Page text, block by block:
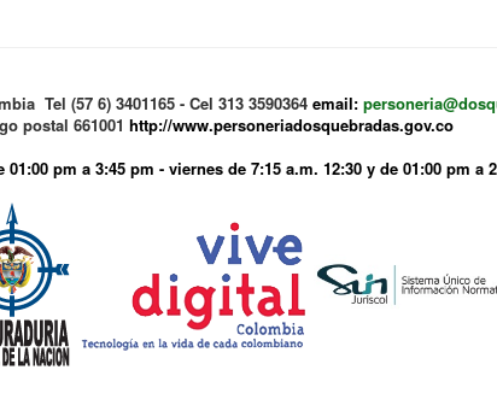
Tel (57 6) 3401165 - Cel 313 3590364 email:
postal 661001 http://www.personeriadosquebradas.gov.co
pm a 3:45 pm - viernes de 7:15 a.m. 12:30 y de 01:00 pm a